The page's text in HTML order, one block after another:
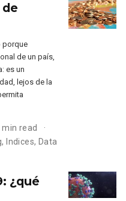
porque
de un país,
es un
lejos de la
min read
, Indices, Data
¿qué